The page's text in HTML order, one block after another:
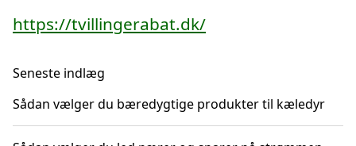
https://tvillingerabat.dk/
Seneste indlæg
Sådan vælger du bæredygtige produkter til kæledyr